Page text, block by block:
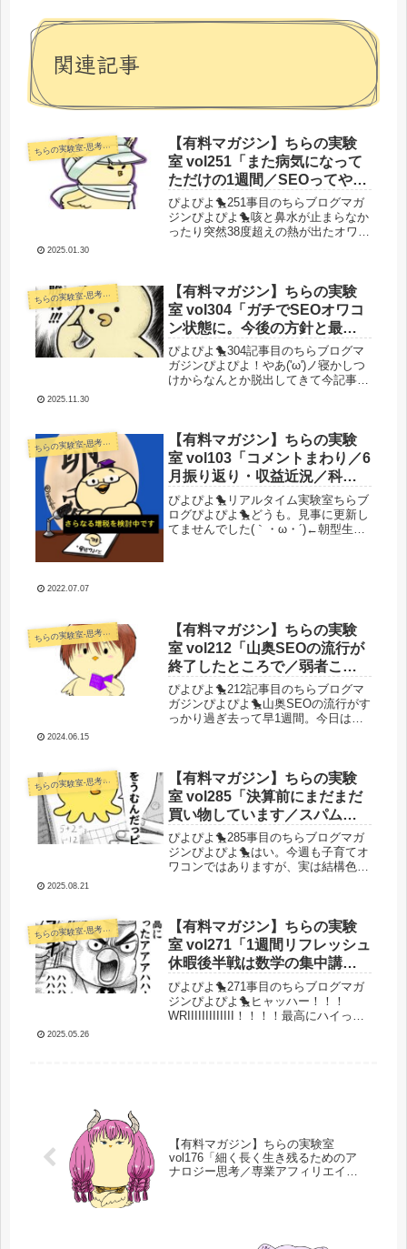
関連記事
ちらの実験室-思考・失敗談・リアルタイム実況等を発信します-
【有料マガジン】ちらの実験
室 vol251「また病気になって
ただけの1週間／SEOってやっ
ぱしゅごい／え？1月終わる
の？進捗？ありませんよ？」
ぴよぴよ🐤251事目のちらブログマガ
ジンぴよぴよ🐤咳と鼻水が止まらなか
ったり突然38度超えの熱が出たオワコ
さあ、もう1月も終わりですがちら...
2025.01.30
ちらの実験室-思考・失敗談・リアルタイム実況等を発信します-
【有料マガジン】ちらの実験
室 vol304「ガチでSEOオワコ
ン状態に。今後の方針と最近
の動き／新規事業作りが楽し
い」
ぴよぴよ🐤304記事目のちらブログマ
ガジンぴよぴよ！やあ('ω')ノ寝かしつ
けからなんとか脱出してきて今記事を
ロー見直しなどもあり非常に...
2025.11.30
ちらの実験室-思考・失敗談・リアルタイム実況等を発信します-
【有料マガジン】ちらの実験
室 vol103「コメントまわり／6
月振り返り・収益近況／科学
と商売／7月予定」
ぴよぴよ🐤リアルタイム実験室ちらブ
ログぴよぴよ🐤どうも。見事に更新し
てませんでした(｀・ω・´)←朝型生活
2022.07.07
ちらの実験室-思考・失敗談・リアルタイム実況等を発信します-
【有料マガジン】ちらの実験
室 vol212「山奥SEOの流行が
終了したところで／弱者こそ
価値のあるサイトか徹底的な
スパムで勝負することの重要
性／絵を買ってみた」
ぴよぴよ🐤212記事目のちらブログマ
ガジンぴよぴよ🐤山奥SEOの流行がす
っかり過ぎ去って早1週間。今日は山
か？って感じですが、よく考え...
2024.06.15
ちらの実験室-思考・失敗談・リアルタイム実況等を発信します-
【有料マガジン】ちらの実験
室 vol285「決算前にまだまだ
買い物しています／スパムツ
ール作ってます／超文と向き
合う。継続は力なり」
ぴよぴよ🐤285事目のちらブログマガ
ジンぴよぴよ🐤はい。今週も子育てオ
ワコンではありますが、実は結構色々
た。さあ、それではいくよ！今日の
ぴ...
2025.08.21
ちらの実験室-思考・失敗談・リアルタイム実況等を発信します-
【有料マガジン】ちらの実験
室 vol271「1週間リフレッシュ
休暇後半戦は数学の集中講
義！控えめに言ってもっと早
く知りたい超有料級情報の宝
の山でした。ポエムるよ！」
ぴよぴよ🐤271事目のちらブログマガ
ジンぴよぴよ🐤ヒャッハー！！！
WRIIIIIIIIIIIII！！！！最高にハイって
2025.05.26
【有料マガジン】ちらの実験室
vol176「細く長く生き残るためのア
ナロジー思考／専業アフィリエイト